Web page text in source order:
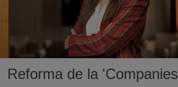
Reforma de la 'Companies